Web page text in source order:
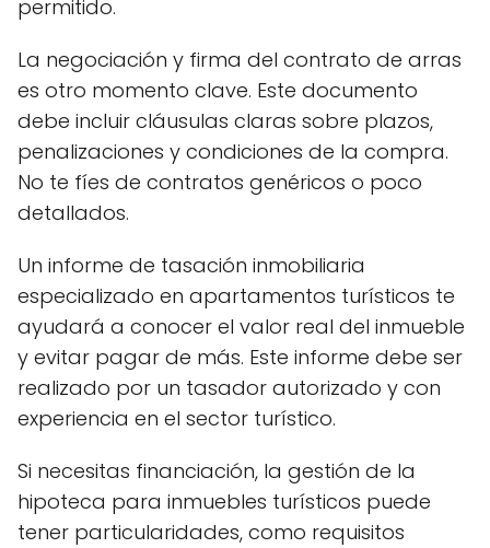
permitido.
La negociación y firma del contrato de arras
es otro momento clave. Este documento
debe incluir cláusulas claras sobre plazos,
penalizaciones y condiciones de la compra.
No te fíes de contratos genéricos o poco
detallados.
Un informe de tasación inmobiliaria
especializado en apartamentos turísticos te
ayudará a conocer el valor real del inmueble
y evitar pagar de más. Este informe debe ser
realizado por un tasador autorizado y con
experiencia en el sector turístico.
Si necesitas financiación, la gestión de la
hipoteca para inmuebles turísticos puede
tener particularidades, como requisitos